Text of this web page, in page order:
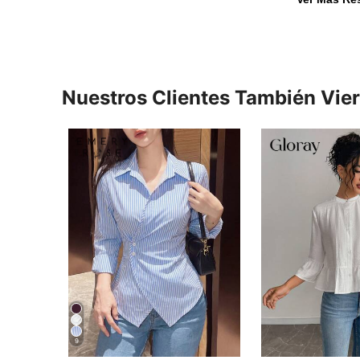
Nuestros Clientes También
9